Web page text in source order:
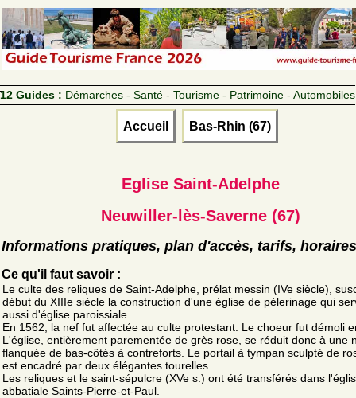
12 Guides : Démarches - Santé - Tourisme - Patrimoine - Automobiles
Accueil Bas-Rhin (67)
Eglise Saint-Adelphe
Neuwiller-lès-Saverne (67)
Informations pratiques, plan d'accès, tarifs, horaires
Ce qu'il faut savoir :
Le culte des reliques de Saint-Adelphe, prélat messin (IVe siècle),
début du XIIIe siècle la construction d'une église de pèlerinage qui
aussi d'église paroissiale.
En 1562, la nef fut affectée au culte protestant. Le choeur fut démoli
L'église, entièrement parementée de grès rose, se réduit donc à une
flanquée de bas-côtés à contreforts. Le portail à tympan sculpté de
est encadré par deux élégantes tourelles.
Les reliques et le saint-sépulcre (XVe s.) ont été transférés dans
abbatiale Saints-Pierre-et-Paul.